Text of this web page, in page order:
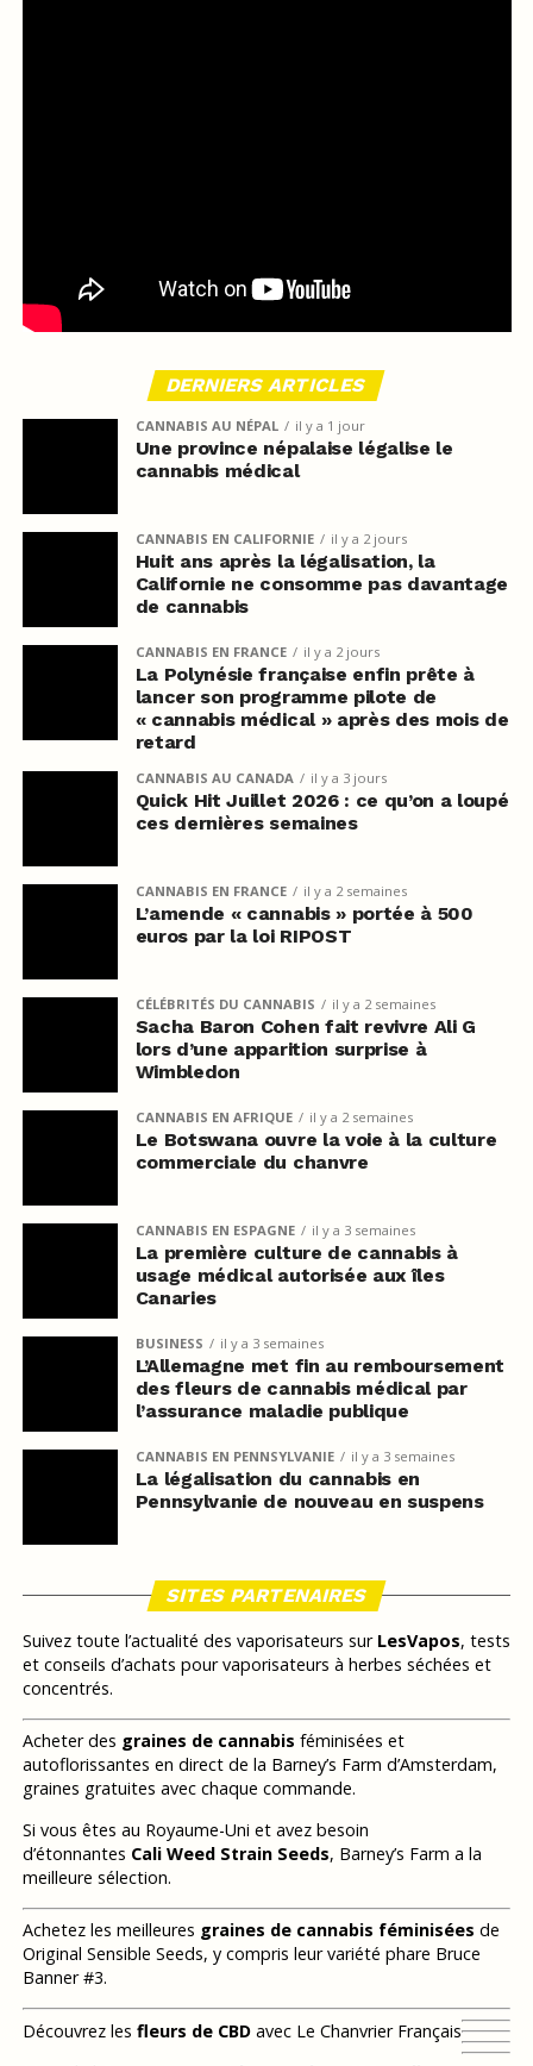
DERNIERS ARTICLES
CANNABIS AU NÉPAL il y a 1 jour
Une province népalaise légalise le
cannabis médical
CANNABIS EN CALIFORNIE il y a 2 jours
Huit ans après la légalisation, la
Californie ne consomme pas davantage
de cannabis
CANNABIS EN FRANCE il y a 2 jours
La Polynésie française enfin prête à
lancer son programme pilote de
« cannabis médical » après des mois de
retard
CANNABIS AU CANADA il y a 3 jours
Quick Hit Juillet 2026 : ce qu’on a loupé
ces dernières semaines
CANNABIS EN FRANCE il y a 2 semaines
L’amende « cannabis » portée à 500
euros par la loi RIPOST
CÉLÉBRITÉS DU CANNABIS il y a 2 semaines
Sacha Baron Cohen fait revivre Ali G
lors d’une apparition surprise à
Wimbledon
CANNABIS EN AFRIQUE il y a 2 semaines
Le Botswana ouvre la voie à la culture
commerciale du chanvre
CANNABIS EN ESPAGNE il y a 3 semaines
La première culture de cannabis à
usage médical autorisée aux îles
Canaries
BUSINESS il y a 3 semaines
L’Allemagne met fin au remboursement
des fleurs de cannabis médical par
l’assurance maladie publique
CANNABIS EN PENNSYLVANIE il y a 3 semaines
La légalisation du cannabis en
Pennsylvanie de nouveau en suspens
SITES PARTENAIRES
Suivez toute l’actualité des vaporisateurs sur LesVapos, tests
et conseils d’achats pour vaporisateurs à herbes séchées et
concentrés.
Acheter des graines de cannabis féminisées et
autoflorissantes en direct de la Barney’s Farm d’Amsterdam,
graines gratuites avec chaque commande.
Si vous êtes au Royaume-Uni et avez besoin
d’étonnantes Cali Weed Strain Seeds, Barney’s Farm a la
meilleure sélection.
Achetez les meilleures graines de cannabis féminisées de
Original Sensible Seeds, y compris leur variété phare Bruce
Banner #3.
Découvrez les fleurs de CBDavec Le Chanvrier Français